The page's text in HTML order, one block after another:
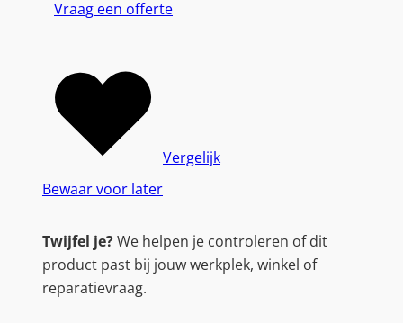
Vraag een offerte
Bewaar voor later
Vergelijk
Twijfel je?We helpen je controleren of dit
product past bij jouw werkplek, winkel of
reparatievraag.